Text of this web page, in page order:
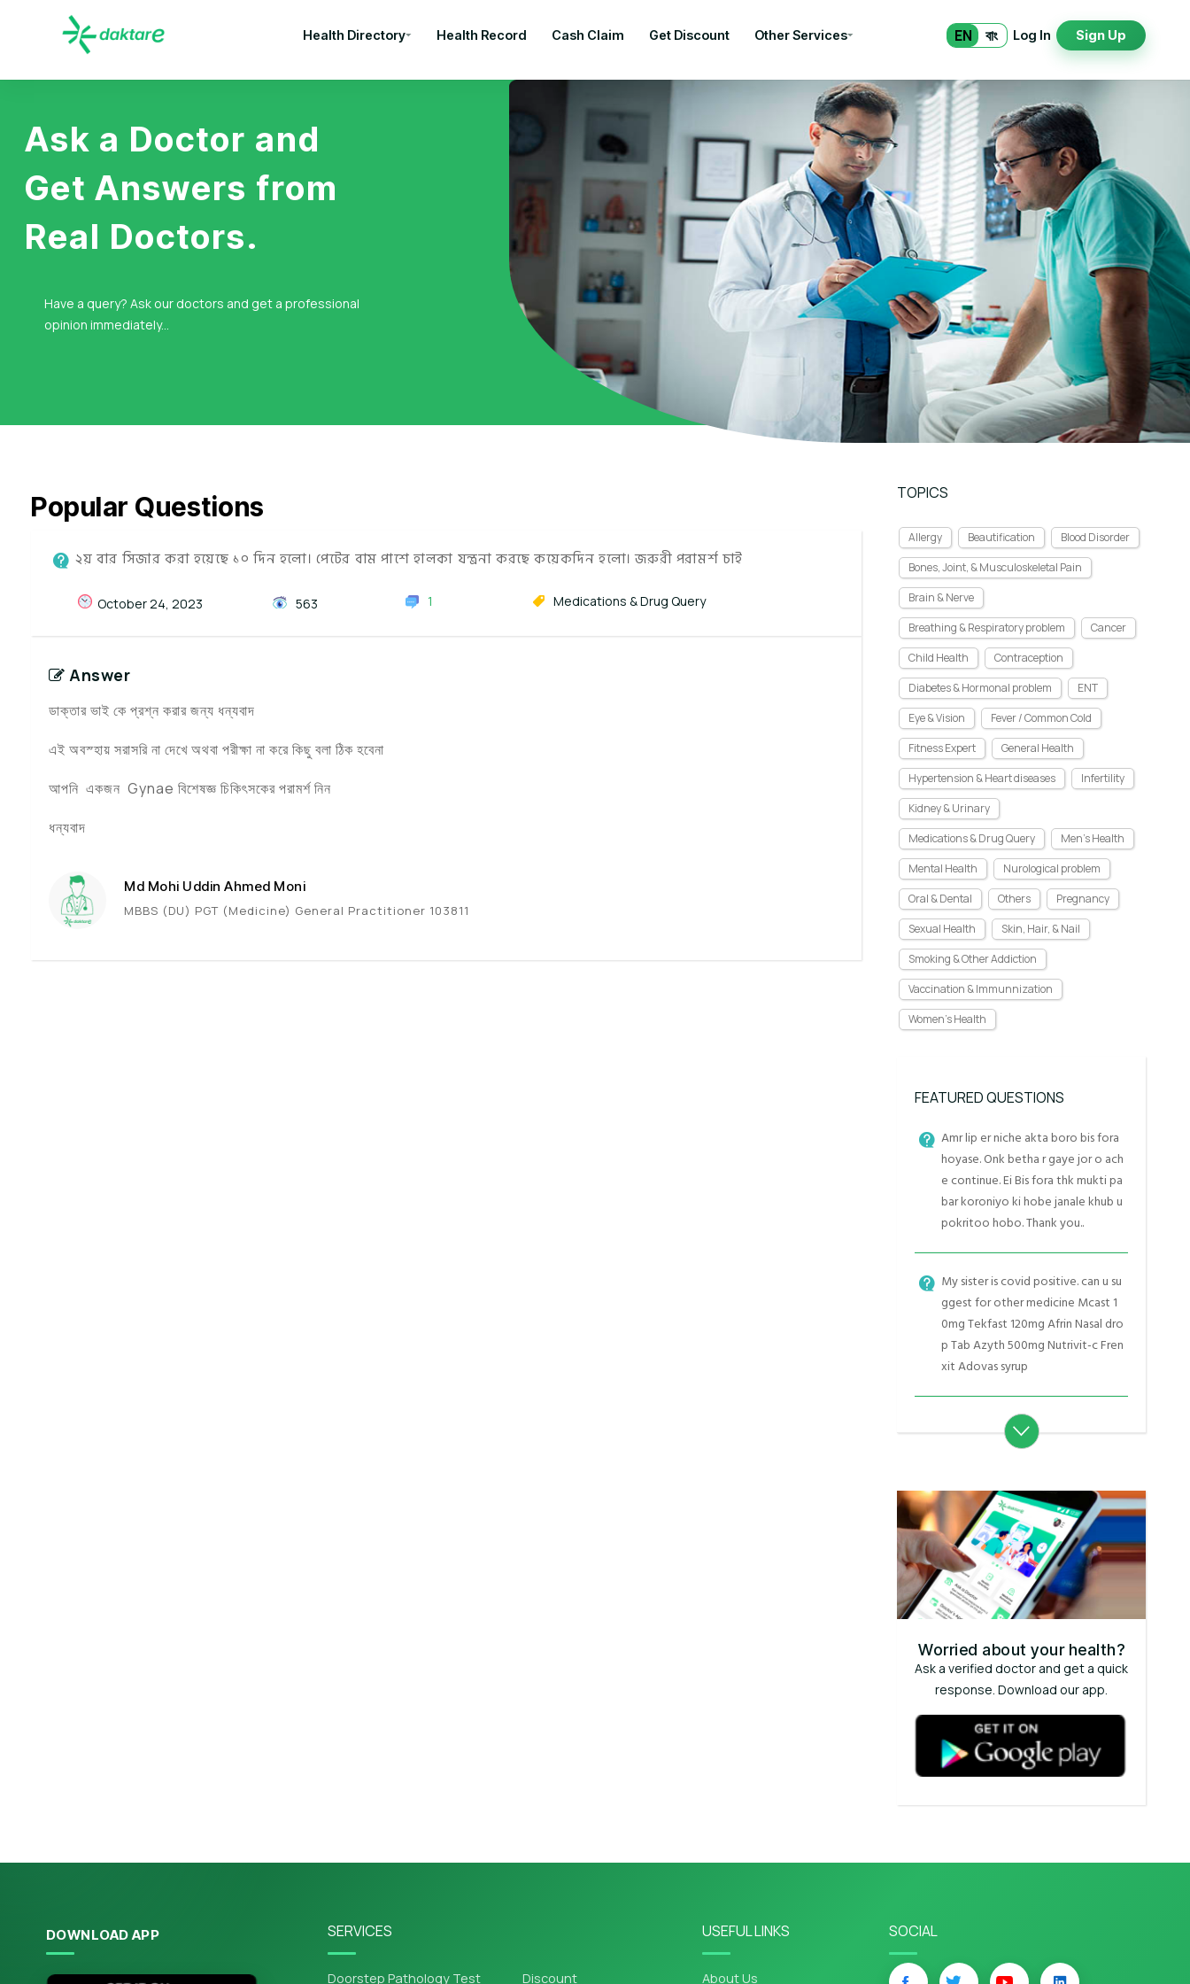
Health Directory Health Record Cash Claim Get Discount Other Services EN বাং Log In Sign Up
Ask a Doctor and
Get Answers from
Real Doctors.
Have a query? Ask our doctors and get a professional
opinion immediately...
Popular Questions
২য় বার সিজার করা হয়েছে ১০ দিন হলো। পেটের বাম পাশে হালকা যন্ত্রনা করছে কয়েকদিন হলো। জরুরী পরামর্শ চাই
October 24, 2023 563 1 Medications & Drug Query
Answer
ডাক্তার ভাই কে প্রশ্ন করার জন্য ধন্যবাদ
এই অবস্হায় সরাসরি না দেখে অথবা পরীক্ষা না করে কিছু বলা ঠিক হবেনা
আপনি একজন Gynae বিশেষজ্ঞ চিকিৎসকের পরামর্শ নিন
ধন্যবাদ
Md Mohi Uddin Ahmed Moni
MBBS (DU) PGT (Medicine) General Practitioner 103811
TOPICS
Allergy Beautification
Blood Disorder
Bones, Joint, & Musculoskeletal Pain
Brain & Nerve
Breathing & Respiratory problem
Cancer
Child Health
Contraception
Diabetes & Hormonal problem
ENT
Eye & Vision
Fever / Common Cold
Fitness Expert
General Health
Hypertension & Heart diseases
Infertility
Kidney & Urinary
Medications & Drug Query
Men's Health
Mental Health
Nurological problem
Oral & Dental
Others
Pregnancy
Sexual Health
Skin, Hair, & Nail
Smoking & Other Addiction
Vaccination & Immunnization
Women's Health
FEATURED QUESTIONS
Amr lip er niche akta boro bis fora
hoyase. Onk betha r gaye jor o ach
e continue. Ei Bis fora thk mukti pa
bar koroniyo ki hobe janale khub u
pokritoo hobo. Thank you..
My sister is covid positive. can u su
ggest for other medicine Mcast 1
0mg Tekfast 120mg Afrin Nasal dro
p Tab Azyth 500mg Nutrivit-c Fren
xit Adovas syrup
Worried about your health?
Ask a verified doctor and get a quick
response. Download our app.
DOWNLOAD APP SERVICES
Doorstep Pathology Test Discount
USEFUL LINKS
About Us
SOCIAL